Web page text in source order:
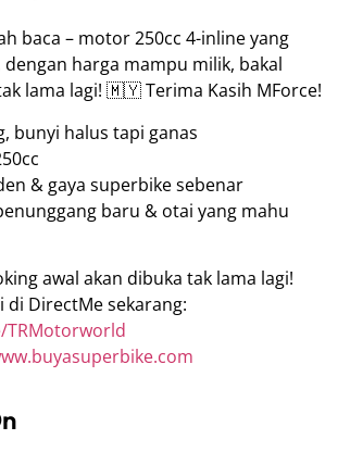
baca – motor 250cc 4-inline yang
harga mampu milik, bakal
lama lagi! 🇲🇾 Terima Kasih MForce!
bunyi halus tapi ganas
& gaya superbike sebenar
baru & otai yang mahu
awal akan dibuka tak lama lagi!
di DirectMe sekarang: